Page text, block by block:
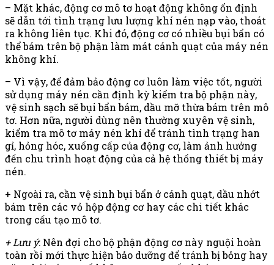
– Mặt khác, động cơ mô tơ hoạt động không ổn định
sẽ dẫn tới tình trạng lưu lượng khí nén nạp vào, thoát
ra không liên tục. Khi đó, động cơ có nhiều bụi bẩn có
thể bám trên bộ phận làm mát cánh quạt của máy nén
không khí.
– Vì vậy, để đảm bảo động cơ luôn làm việc tốt, người
sử dụng máy nén cần định kỳ kiểm tra bộ phận này,
vệ sinh sạch sẽ bụi bẩn bám, dầu mỡ thừa bám trên mô
tơ. Hơn nữa, người dùng nên thường xuyên vệ sinh,
kiểm tra mô tơ máy nén khí để tránh tình trạng han
gỉ, hỏng hóc, xuống cấp của động cơ, làm ảnh hưởng
đến chu trình hoạt động của cả hệ thống thiết bị máy
nén.
+ Ngoài ra, cần vệ sinh bụi bẩn ở cánh quạt, dầu nhớt
bám trên các vỏ hộp động cơ hay các chi tiết khác
trong cấu tạo mô tơ.
+ Lưu ý: Nên đợi cho bộ phận động cơ này nguội hoàn
toàn rồi mới thực hiện bảo dưỡng để tránh bị bỏng hay